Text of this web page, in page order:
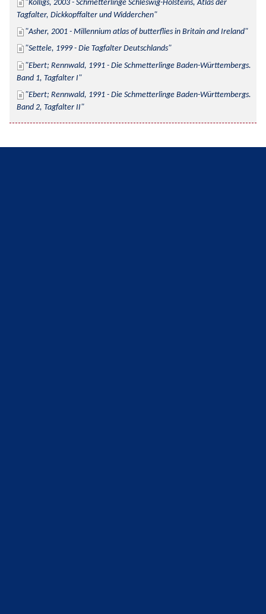
Kolligs, 2003 - Schmetterlinge Schleswig-Holsteins, Atlas der
Tagfalter, Dickkopffalter und Widderchen
Asher, 2001 - Millennium atlas of butterflies in Britain and Ireland
Settele, 1999 - Die Tagfalter Deutschlands
Ebert; Rennwald, 1991 - Die Schmetterlinge Baden-Württembergs.
Band 1, Tagfalter I
Ebert; Rennwald, 1991 - Die Schmetterlinge Baden-Württembergs.
Band 2, Tagfalter II